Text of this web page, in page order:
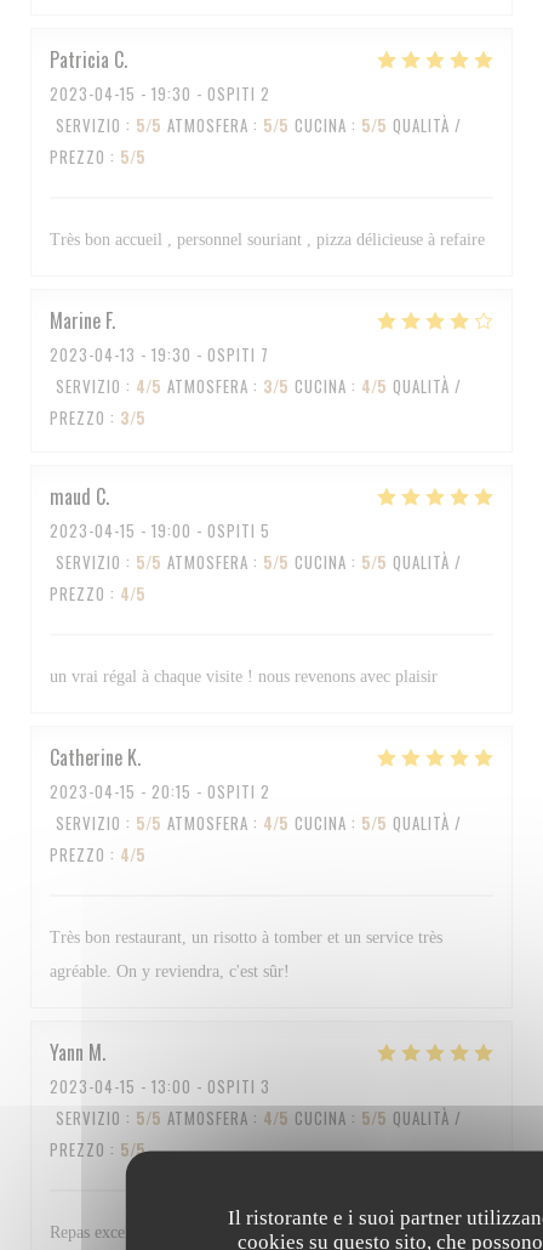
Il ristorante e i suoi partner
cookies su questo sito, che possono
Patricia C
2023-04-15 - 19:30 - OSPITI 2
SERVIZIO : 5/5 ATMOSFERA : 5/5 CUCINA : 5/5 QUALITÀ /
PREZZO : 5/5
Très bon accueil , personnel souriant , pizza délicieuse à refaire
Marine F
2023-04-13 - 19:30 - OSPITI 7
SERVIZIO : 4/5 ATMOSFERA : 3/5 CUCINA : 4/5 QUALITÀ /
PREZZO : 3/5
maud C
2023-04-15 - 19:00 - OSPITI 5
SERVIZIO : 5/5 ATMOSFERA : 5/5 CUCINA : 5/5 QUALITÀ /
PREZZO : 4/5
un vrai régal à chaque visite ! nous revenons avec plaisir
Catherine K
2023-04-15 - 20:15 - OSPITI 2
SERVIZIO : 5/5 ATMOSFERA : 4/5 CUCINA : 5/5 QUALITÀ /
PREZZO : 4/5
Très bon restaurant, un risotto à tomber et un service très
agréable. On y reviendra, c'est sûr!
Yann M
2023-04-15 - 13:00 - OSPITI 3
SERVIZIO : 5/5 ATMOSFERA : 4/5 CUCINA : 5/5 QUALITÀ /
PREZZO : 5/5
Repas excellent et personnel au top Bravo à tous